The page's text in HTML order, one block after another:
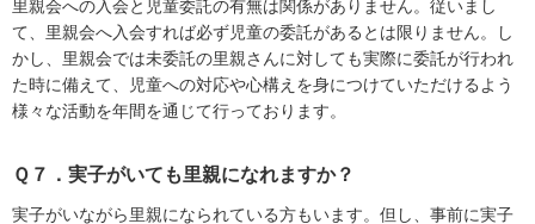
里親会への入会と児童委託の有無は関係がありません。従いまし
て、里親会へ入会すれば必ず児童の委託があるとは限りません。し
かし、里親会では未委託の里親さんに対しても実際に委託が行われ
た時に備えて、児童への対応や心構えを身につけていただけるよう
様々な活動を年間を通じて行っております。
Ｑ７．実子がいても里親になれますか？
実子がいながら里親になられている方もいます。但し、事前に実子